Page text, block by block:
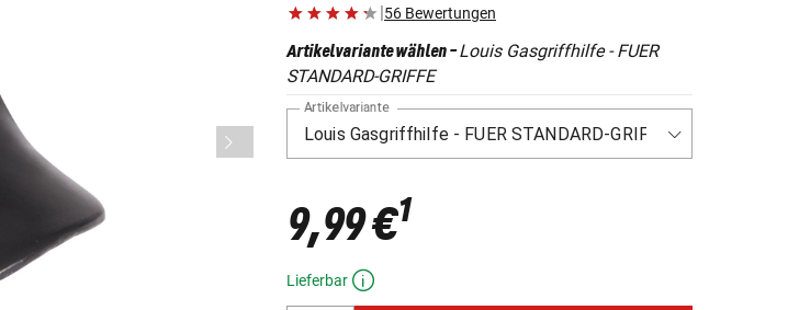
|56 Bewertungen
Artikelvariante wählen-Louis Gasgriffhilfe - FUER
STANDARD-GRIFFE
Artikelvariante
9,99 €1
Lieferbar